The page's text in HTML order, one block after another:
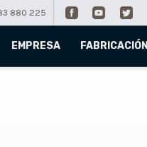
880 225
EMPRESA FABRICACIÓN